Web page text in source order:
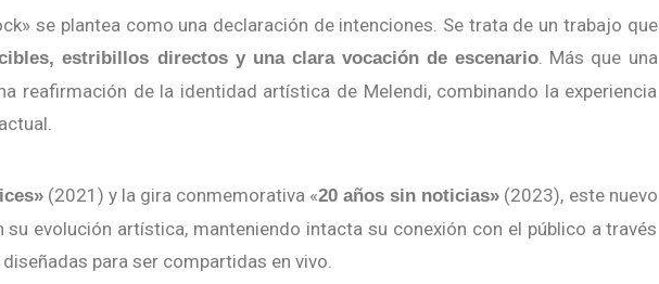
estribillos directos y una clara vocación de escenario. Más que una
reafirmación de la identidad artística de Melendi, combinando la experiencia
(2021) y la gira conmemorativa «20 años sin noticias» (2023), este nuevo
su evolución artística, manteniendo intacta su conexión con el público a través
para ser compartidas en vivo.